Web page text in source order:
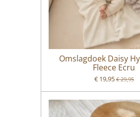
Omslagdoek Daisy
Fleece Ecru
€ 19,95 € 29,95